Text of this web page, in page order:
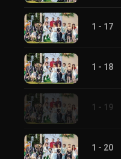
1 - 17
1 - 18
1 - 19
1 - 20